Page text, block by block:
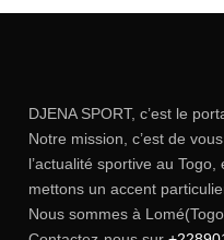
DJENA SPORT, c’est le
Notre mission, c’est de
l’actualité sportive au
mettons un accent
Nous sommes à